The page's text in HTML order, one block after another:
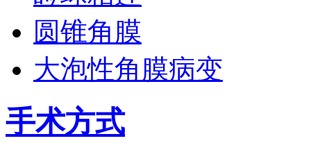
圆锥角膜
大泡性角膜病变
手术方式